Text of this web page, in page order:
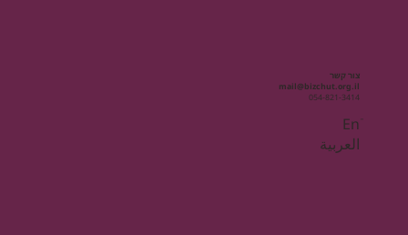
צור קשר
mail@bizchut.org.il
054-821-3414
Enֿ
العربية